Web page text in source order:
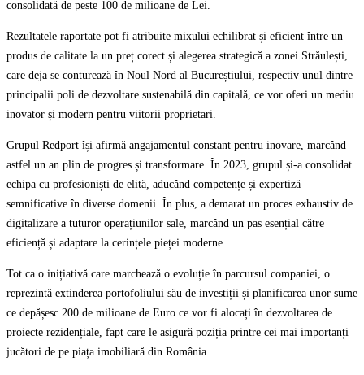
consolidată de peste 100 de milioane de Lei.
Rezultatele raportate pot fi atribuite mixului echilibrat și eficient între un
produs de calitate la un preț corect și alegerea strategică a zonei Străulești,
care deja se conturează în Noul Nord al Bucureștiului, respectiv unul dintre
principalii poli de dezvoltare sustenabilă din capitală, ce vor oferi un mediu
inovator și modern pentru viitorii proprietari.
Grupul Redport își afirmă angajamentul constant pentru inovare, marcând
astfel un an plin de progres și transformare. În 2023, grupul și-a consolidat
echipa cu profesioniști de elită, aducând competențe și expertiză
semnificative în diverse domenii. În plus, a demarat un proces exhaustiv de
digitalizare a tuturor operațiunilor sale, marcând un pas esențial către
eficiență și adaptare la cerințele pieței moderne.
Tot ca o inițiativă care marchează o evoluție în parcursul companiei, o
reprezintă extinderea portofoliului său de investiții și planificarea unor sume
ce depășesc 200 de milioane de Euro ce vor fi alocați în dezvoltarea de
proiecte rezidențiale, fapt care le asigură poziția printre cei mai importanți
jucători de pe piața imobiliară din România.